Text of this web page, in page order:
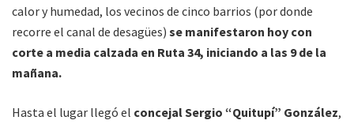
calor y humedad, los vecinos de cinco barrios (por donde
recorre el canal de desagües) se manifestaron hoy con
corte a media calzada en Ruta 34, iniciando a las 9 de la
mañana.
Hasta el lugar llegó el concejal Sergio “Quitupí” González,